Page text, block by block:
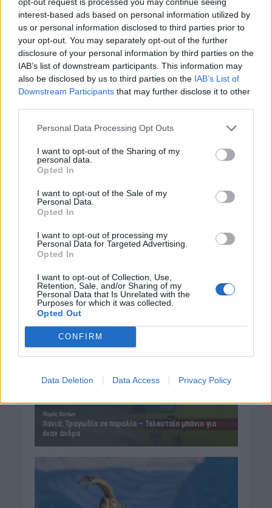
interest-based ads based on personal information utilized by
us or personal information disclosed to third parties prior to
your opt-out. You may separately opt-out of the further
disclosure of your personal information by third parties on the
IAB’s list of downstream participants. This information may
also be disclosed by us to third parties on the IAB’s List of
Downstream Participants that may further disclose it to other
Personal Data Processing Opt Outs
I want to opt-out of the Sharing of my
personal data.
Opted In
I want to opt-out of the Sale of my
Personal Data.
Opted In
I want to opt-out of processing my
Personal Data for Targeted Advertising.
Opted In
I want to opt-out of Collection, Use,
Retention, Sale, and/or Sharing of my
Personal Data that Is Unrelated with the
Purposes for which it was collected.
Opted Out
CONFIRM
Data Deletion Data Access Privacy Policy